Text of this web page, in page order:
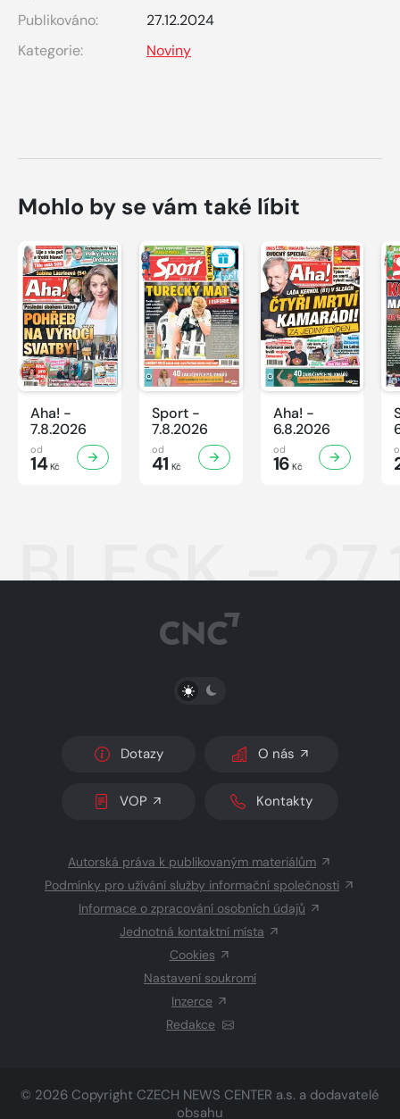
Publikováno:
27.12.2024
Kategorie:
Noviny
Mohlo by se vám také líbit
Aha! -
7.8.2026
od
14Kč
Sport -
7.8.2026
od
41 Kč
Aha! -
6.8.2026
od
16 Kč
BLESK -
PŘEPNOUT SVĚTLÝ/TMAVÝ REŽIM
Dotazy O nás
VOP Kontakty
Autorská práva k publikovaným materiálům
Podmínky pro užívání služby informační společnosti
Informace o zpracování osobních údajů
Jednotná kontaktní místa
Cookies
Nastavení soukromí
Inzerce
Redakce
© 2026 Copyright CZECH NEWS CENTER a.s. a dodavatelé
obsahu